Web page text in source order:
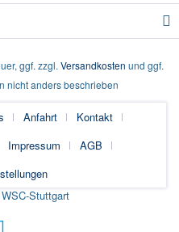
ggf. zzgl. Versandkosten und ggf.
nicht anders beschrieben
Anfahrt
Kontakt
Impressum
AGB
Stuttgart